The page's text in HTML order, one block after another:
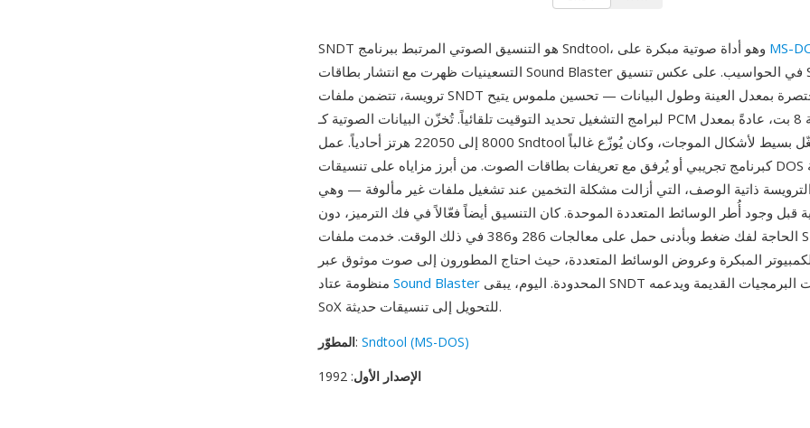
MS-
التسعينيات ظهرت مع انتشار بطاقات Sound Blaster في الحواسيب. على عكس تنسيق Sounder بدون
ترويسة، تتضمن ملفات SNDT ترويسة مختصرة بمعدل العينة وطول البيانات — تحسين ملموس يتيح
لبرامج التشغيل تحديد التوقيت تلقائياً. تُخزّن البيانات الصوتية كـ PCM غير موقّع بدقة 8 بت، عادةً بمعدل
8000 إلى 22050 هرتز أحادياً. عمل Sndtool كمسجل ومشغّل بسيط لأشكال الموجات، وكان يُوزّع غالباً
كبرنامج تجريبي أو يُرفق مع تعريفات بطاقات الصوت. من أبرز مزاياه على تنسيقات DOS الصوتية
ذاتية الوصف، التي أزالت مشكلة التخمين عند تشغيل ملفات غير مألوفة — وهي
قبل وجود أُطر الوسائط المتعددة الموحدة. كان التنسيق أيضاً فعّالاً في فك الترميز، دون
الحاجة لفك ضغط وبأدنى حمل على معالجات 286 و386 في ذلك الوقت. خدمت ملفات SNDT كلبنات
الكمبيوتر المبكرة وعروض الوسائط المتعددة، حيث احتاج المطورون إلى صوت موثوق عبر
Sound Blaster
SoX للتحويل إلى تنسيقات حديثة.
المطوّر: Sndtool (MS-DOS)
الإصدار الأول: 1992